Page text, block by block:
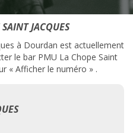
JACQUES
à Dourdan est actuellement
le bar PMU La Chope Saint
« Afficher le numéro » .